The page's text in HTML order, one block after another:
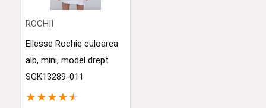
ROCHII
Ellesse Rochie culoarea
alb, mini, model drept
SGK13289-011
★ ★ ★ ★ ★